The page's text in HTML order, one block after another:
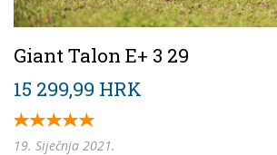
Giant Talon E+ 3 29
15 299,99 HRK
19. Siječnja 2021.